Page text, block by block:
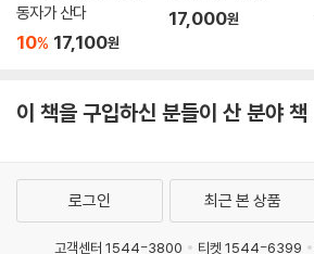
동자가 산다
10% 17,100원
17,000원
이 책을 구입하신 분들이 산 분야 책
로그인 최근 본 상품
고객센터 1544-3800 티켓 1544-6399